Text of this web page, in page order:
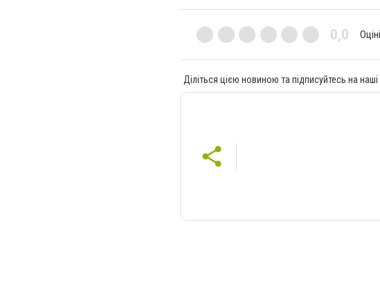
0,0
Діліться цією новиною та підписуйтесь на